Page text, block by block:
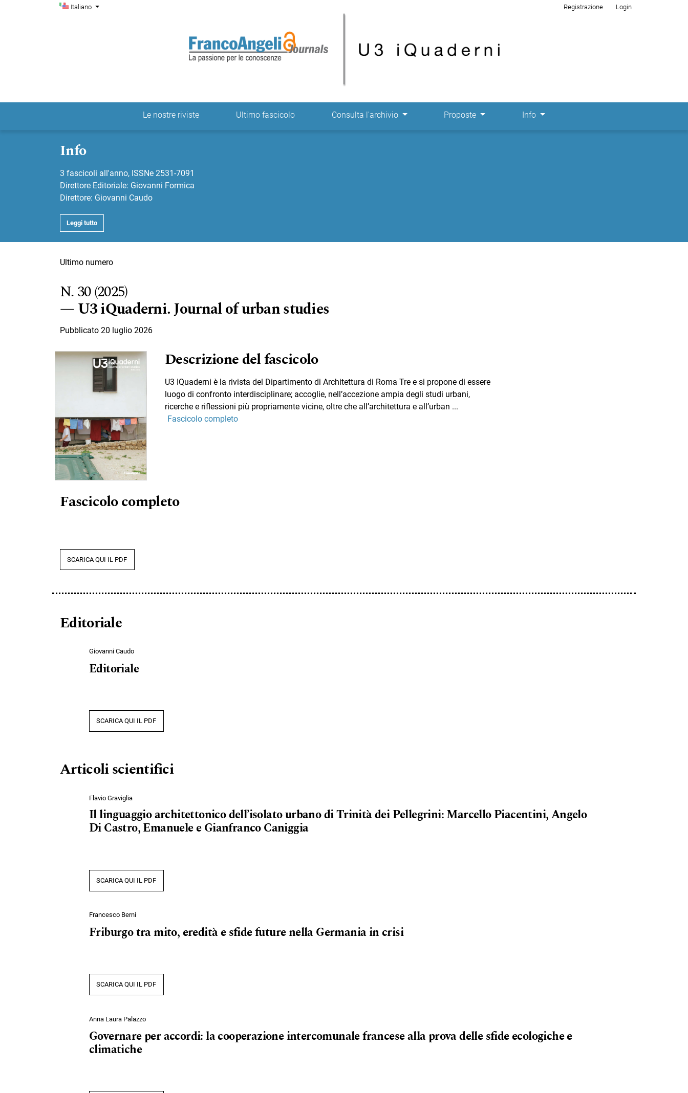
Salta al menu principale di navigazione
Salta al contenuto principale
Salta al piè di pagina del sitoCambia la lingua. La lingua corrente è:
Italiano
Menu di amministrazione Registrazione Login
Le nostre riviste Ultimo fascicolo Consulta l'archivio Proposte Info
Info
3 fascicoli all'anno, ISSNe 2531-7091
Direttore Editoriale: Giovanni Formica
Direttore: Giovanni Caudo
Leggi tutto
Ultimo numero
N. 30 (2025)
U3 iQuaderni. Journal of urban studies
Pubblicato 20 luglio 2026
Descrizione del fascicolo
U3 IQuaderni è la rivista del Dipartimento di Architettura di Roma Tre e si propone di essere
luogo di confronto interdisciplinare; accoglie, nell’accezione ampia degli studi urbani,
ricerche e riflessioni più propriamente vicine, oltre che all’architettura e all’urban ...
Fascicolo completo
Fascicolo completo
SCARICA QUI IL PDF
Editoriale
Giovanni Caudo
Editoriale
SCARICA QUI IL PDF
Articoli scientifici
Flavio Graviglia
Il linguaggio architettonico dell’isolato urbano di Trinità dei Pellegrini: Marcello Piacentini, Angelo
Di Castro, Emanuele e Gianfranco Caniggia
SCARICA QUI IL PDF
Francesco Berni
Friburgo tra mito, eredità e sfide future nella Germania in crisi
SCARICA QUI IL PDF
Anna Laura Palazzo
Governare per accordi: la cooperazione intercomunale francese alla prova delle sfide ecologiche e
climatiche